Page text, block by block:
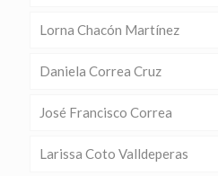
Lorna Chacón Martínez
Daniela Correa Cruz
José Francisco Correa
Larissa Coto Valldeperas